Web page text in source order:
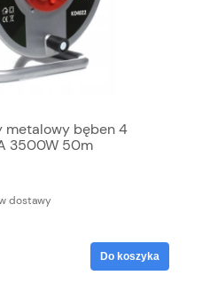
metalowy bęben 4
3500W 50m
dostawy
Do koszyka